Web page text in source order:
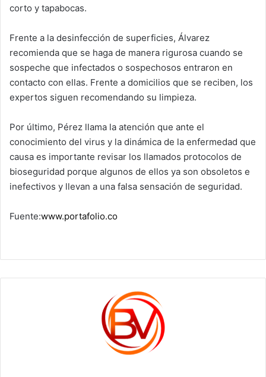
corto y tapabocas.
Frente a la desinfección de superficies, Álvarez
recomienda que se haga de manera rigurosa cuando se
sospeche que infectados o sospechosos entraron en
contacto con ellas. Frente a domicilios que se reciben, los
expertos siguen recomendando su limpieza.
Por último, Pérez llama la atención que ante el
conocimiento del virus y la dinámica de la enfermedad que
causa es importante revisar los llamados protocolos de
bioseguridad porque algunos de ellos ya son obsoletos e
inefectivos y llevan a una falsa sensación de seguridad.
Fuente:www.portafolio.co